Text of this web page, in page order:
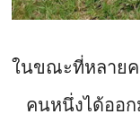
ในขณะที่หลายค
คนหนึ่งได้ออ